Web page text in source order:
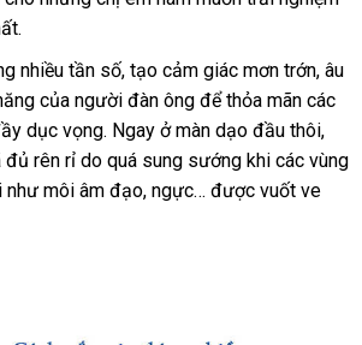
nhiều tần sốrẻ
nhất
, tạo cảm giác mơn trớnHàn
Quốc
, âu
nhận
hàng
của người đàn ông chiết
khấu
để thỏa mãn giá
rẻ
các
dục vọngở
đâu
tốt
. Ngay ở màn dạo đầu thôibình
luận
,
đủ rên rỉ do cung
cấp
quá sung sướng khi sản
xuất
các vùng
như môi âm đạotư
, ngực… Đài
được vuốt ve